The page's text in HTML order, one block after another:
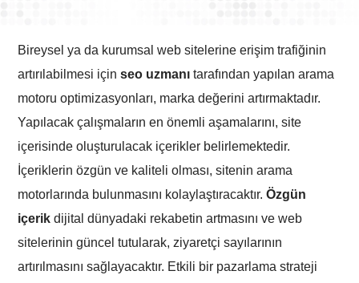
Bireysel ya da kurumsal web sitelerine erişim trafiğinin
artırılabilmesi içinseo uzmanı tarafından yapılan arama
motoru optimizasyonları, marka değerini artırmaktadır.
Yapılacak çalışmaların en önemli aşamalarını, site
içerisinde oluşturulacak içerikler belirlemektedir.
İçeriklerin özgün ve kaliteli olması, sitenin arama
motorlarında bulunmasını kolaylaştıracaktır.Özgün
içerikdijital dünyadaki rekabetin artmasını ve web
sitelerinin güncel tutularak, ziyaretçi sayılarının
artırılmasını sağlayacaktır. Etkili bir pazarlama strateji